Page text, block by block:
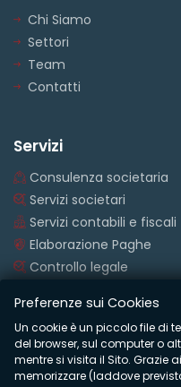
Chi Siamo
Settori
Team
Contatti
Servizi
Consulenza societaria
Servizi societari
Servizi contabili e fiscali
Elaborazione Paghe
Controllo legale
© COPYRIGHTS 2020
P.Iva 02110590037 | Cod.
Preferenze sui Cookies
Un cookie è un piccolo file di
del browser, sul computer o
mentre si visita il Sito. Grazie
memorizzare (laddove